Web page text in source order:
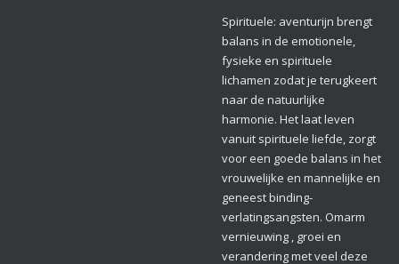
Spirituele: aventurijn brengt
balans in de emotionele,
fysieke en spirituele
lichamen zodat je terugkeert
naar de natuurlijke
harmonie. Het laat leven
vanuit spirituele liefde, zorgt
voor een goede balans in het
vrouwelijke en mannelijke en
geneest binding-
verlatingsangsten. Omarm
vernieuwing , groei en
verandering met veel deze